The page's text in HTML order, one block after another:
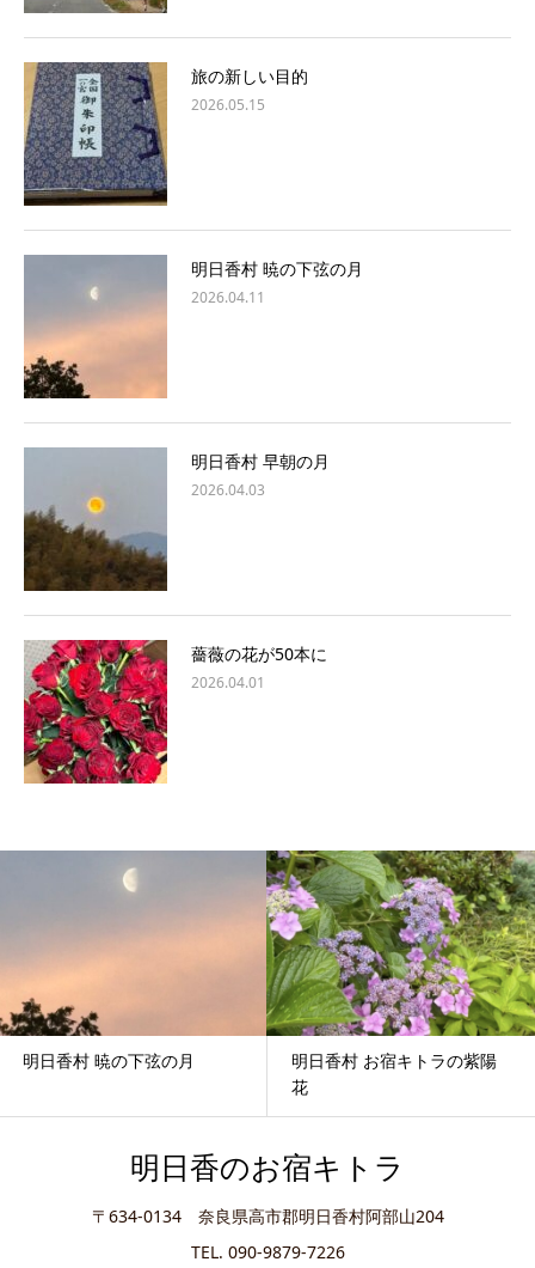
旅の新しい目的
2026.05.15
明日香村 暁の下弦の月
2026.04.11
明日香村 早朝の月
2026.04.03
薔薇の花が50本に
2026.04.01
明日香村 お宿キトラの紫陽
奈良ウルトラマラソン2026
明日香のお宿キトラ
〒634-0134 奈良県高市郡明日香村阿部山204
TEL. 090-9879-7226